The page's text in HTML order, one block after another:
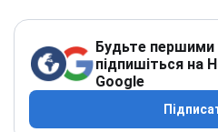
Будьте першими
підпишіться на
Google